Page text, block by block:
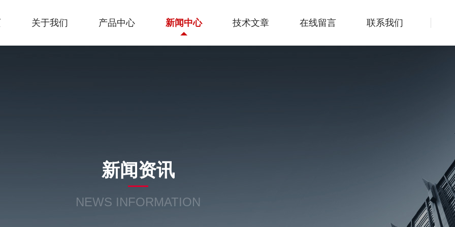
关于我们 产品中心 新闻中心 技术文章 在线留言 联系我们
新闻资讯
NEWS INFORMATION